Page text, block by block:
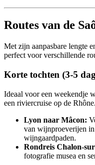
Routes van de
Met zijn aanpasbare lengte
perfect voor verschillende
Korte tochten (3-5
Ideaal voor een weekendje
een riviercruise op de
Lyon naar Mâcon:
van wijnproeverijen in
wijngaardpaden.
Rondreis Chalon-
fotografie musea en